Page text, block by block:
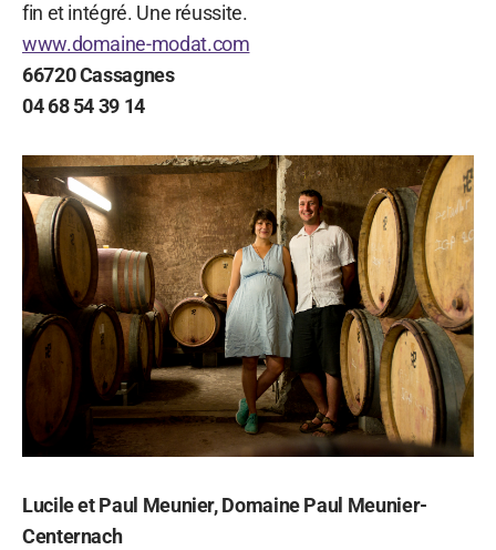
fin et intégré. Une réussite.
www.domaine-modat.com
66720 Cassagnes
04 68 54 39 14
Lucile et Paul Meunier, Domaine Paul Meunier-
Centernach